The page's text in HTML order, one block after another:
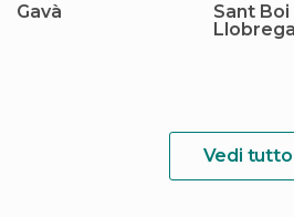
Gavà
Sant Boi
Vedi tutto